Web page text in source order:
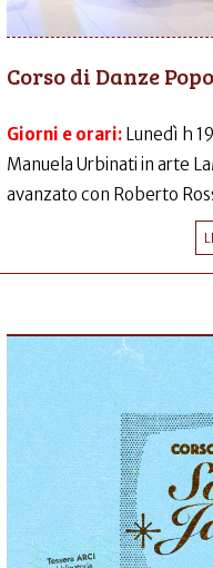
Corso di Danze
Giorni e orari: Lunedì h
Manuela Urbinati in arte
avanzato con Roberto